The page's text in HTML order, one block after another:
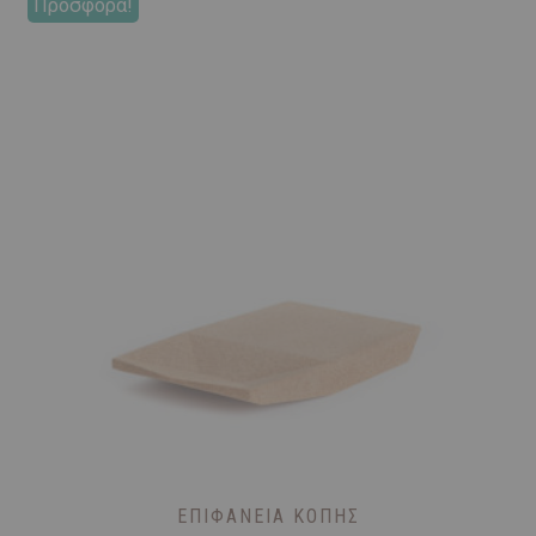
ΕΠΙΦΆΝΕΙΑ ΚΟΠΉΣ
Προσφορά!